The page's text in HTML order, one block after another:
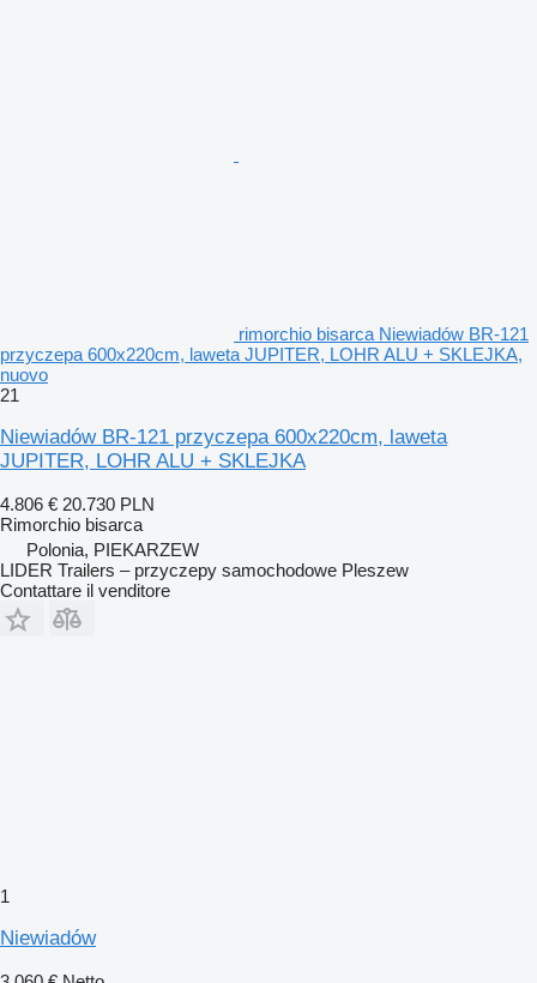
rimorchio bisarca Niewiadów BR-121
przyczepa 600x220cm, laweta JUPITER, LOHR ALU + SKLEJKA,
nuovo
21
Niewiadów BR-121 przyczepa 600x220cm, laweta
JUPITER, LOHR ALU + SKLEJKA
4.806 € 20.730 PLN
Rimorchio bisarca
Polonia, PIEKARZEW
LIDER Trailers – przyczepy samochodowe Pleszew
Contattare il venditore
1
Niewiadów